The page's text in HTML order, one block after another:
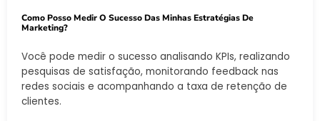
Como Posso Medir O Sucesso Das Minhas Estratégias De
Marketing?
Você pode medir o sucesso analisando KPIs, realizando
pesquisas de satisfação, monitorando feedback nas
redes sociais e acompanhando a taxa de retenção de
clientes.